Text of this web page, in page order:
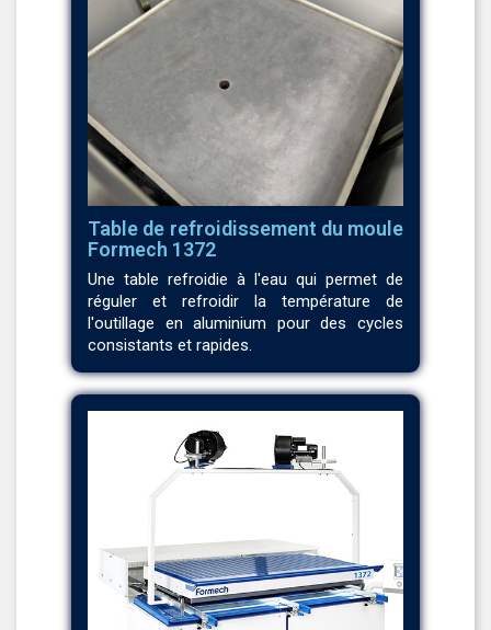
Table de refroidissement du moule
Formech 1372
Une table refroidie à l'eau qui permet de
réguler et refroidir la température de
l'outillage en aluminium pour des cycles
consistants et rapides.